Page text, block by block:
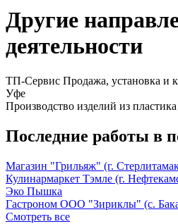
Другие
деятельности
ТП-Сервис Продажа, установка и
Уфе
Производство изделий из пластика
Последние работы в
Магазин "Грильяж" (г.
Кулинармаркет Тэмле (г.
Эко Пышка
Гастроном ООО "Зириклы" (с.
Смотреть все